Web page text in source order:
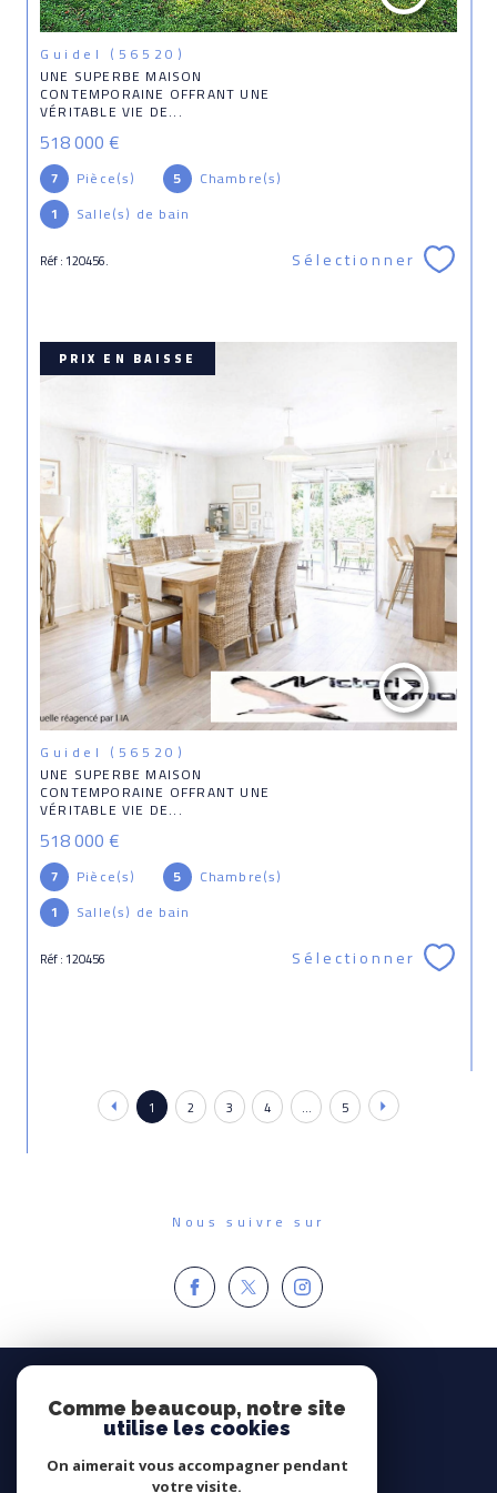
Guidel (56520)
UNE SUPERBE MAISON
CONTEMPORAINE OFFRANT UNE
VÉRITABLE VIE DE...
518 000 €
7 Pièce(s) 5
Chambre(s)
1
Salle(s) de bain
Réf : 120456. Sélectionner
PRIX EN BAISSE
Guidel (56520)
UNE SUPERBE MAISON
CONTEMPORAINE OFFRANT UNE
VÉRITABLE VIE DE...
518 000 €
7 Pièce(s) 5
Chambre(s)
1
Salle(s) de bain
Réf : 120456 Sélectionner
1 2 3 4 ... 5
Nous suivre sur
Espace
PROPRIÉTAIRE
Se connecter
Avis
Comme beaucoup, notre site
utilise les cookies
On aimerait vous accompagner pendant
votre visite.